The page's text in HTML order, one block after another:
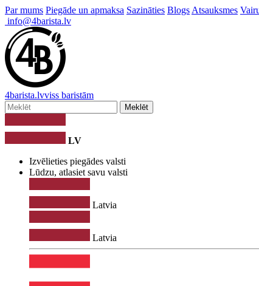
Par mums Piegāde un apmaksa Sazināties Blogs Atsauksmes
info@4barista.lv
4barista.lvviss baristām
Meklēt
LV
Izvēlieties piegādes valsti
Lūdzu, atlasiet savu valsti
Latvia
Latvia